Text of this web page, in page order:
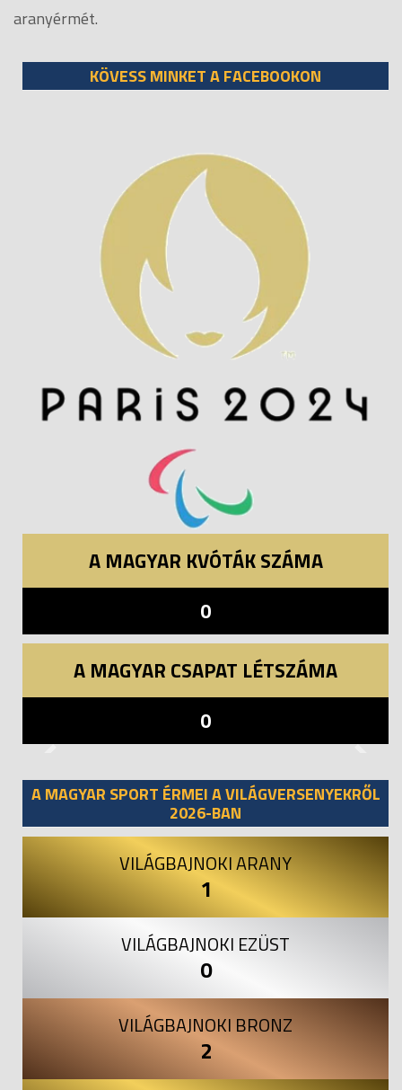
aranyérmét.
KÖVESS MINKET A FACEBOOKON
A MAGYAR KVÓTÁK SZÁMA
0
A MAGYAR CSAPAT LÉTSZÁMA
0
A MAGYAR SPORT ÉRMEI A VILÁGVERSENYEKRŐL
2026-BAN
VILÁGBAJNOKI ARANY
1
VILÁGBAJNOKI EZÜST
0
VILÁGBAJNOKI BRONZ
2